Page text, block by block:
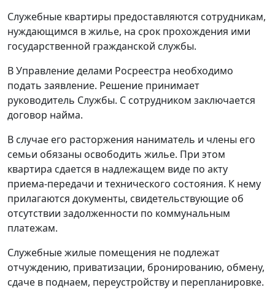
Служебные квартиры предоставляются сотрудникам,
нуждающимся в жилье, на срок прохождения ими
государственной гражданской службы.
В Управление делами Росреестра необходимо
подать заявление. Решение принимает
руководитель Службы. С сотрудником заключается
договор найма.
В случае его расторжения наниматель и члены его
семьи обязаны освободить жилье. При этом
квартира сдается в надлежащем виде по акту
приема-передачи и технического состояния. К нему
прилагаются документы, свидетельствующие об
отсутствии задолженности по коммунальным
платежам.
Служебные жилые помещения не подлежат
отчуждению, приватизации, бронированию, обмену,
сдаче в поднаем, переустройству и перепланировке.